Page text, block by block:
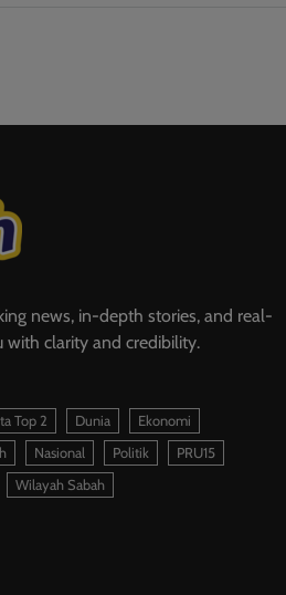
news, in-depth stories, and real-
clarity and credibility.
Top 2 Dunia
Ekonomi
Nasional Politik
PRU15
Wilayah Sabah